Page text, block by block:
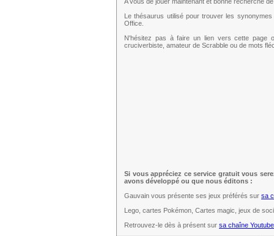
Le thésaurus utilisé pour trouver les
Office.
N'hésitez pas à faire un lien vers cette
cruciverbiste, amateur de Scrabble ou de mots
Si vous appréciez ce service gratuit vous
avons développé ou que nous éditons :
Gauvain vous présente ses jeux préférés sur sa
Lego, cartes Pokémon, Cartes magic, jeux de
Retrouvez-le dès à présent sur sa chaîne Youtube